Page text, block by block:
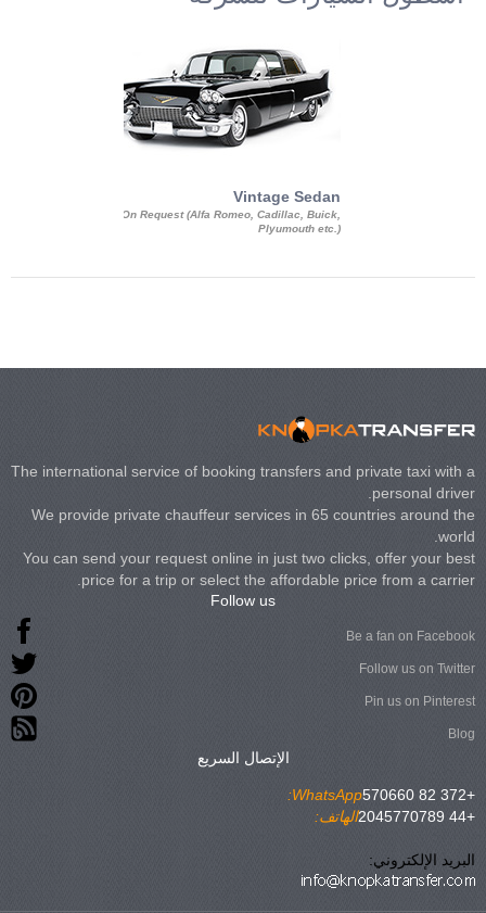
Vintage Sedan
On Request (Alfa Romeo, Cadillac, Buick,
Plyumouth etc.)
The international service of booking transfers and private taxi with a
personal driver.
We provide private chauffeur services in 65 countries around the
world.
You can send your request online in just two clicks, offer your best
price for a trip or select the affordable price from a carrier.
Follow us
Be a fan on Facebook
Follow us on Twitter
Pin us on Pinterest
Blog
الإتصال السريع
WhatsApp:
+372 82 570660
الهاتف:
+44 2045770789
البريد الإلكتروني: